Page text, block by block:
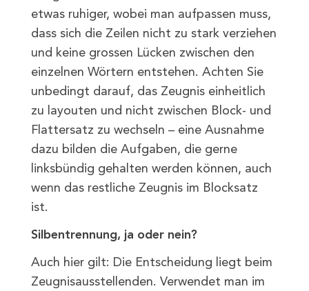
etwas ruhiger, wobei man aufpassen muss,
dass sich die Zeilen nicht zu stark verziehen
und keine grossen Lücken zwischen den
einzelnen Wörtern entstehen. Achten Sie
unbedingt darauf, das Zeugnis einheitlich
zu layouten und nicht zwischen Block- und
Flattersatz zu wechseln – eine Ausnahme
dazu bilden die Aufgaben, die gerne
linksbündig gehalten werden können, auch
wenn das restliche Zeugnis im Blocksatz
ist.
Silbentrennung, ja oder nein?
Auch hier gilt: Die Entscheidung liegt beim
Zeugnisausstellenden. Verwendet man im